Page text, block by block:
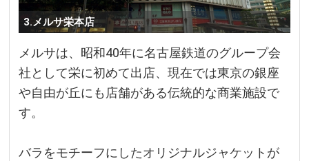
3.メルサ栄本店
メルサは、昭和40年に名古屋鉄道のグループ会
社として栄に初めて出店、現在では東京の銀座
や自由が丘にも店舗がある伝統的な商業施設で
す。
バラをモチーフにしたオリジナルジャケットが